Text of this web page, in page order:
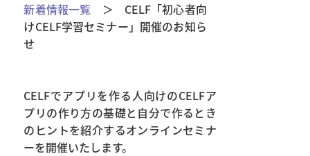
新着情報一覧 ＞ CELF「初心者向
けCELF学習セミナー」開催のお知ら
せ
CELFでアプリを作る人向けのCELFア
プリの作り方の基礎と自分で作るとき
のヒントを紹介するオンラインセミナ
ーを開催いたします。